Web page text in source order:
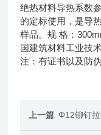
绝热材料导热系数
的定标使用，是导
样品。规 格：
国建筑材料工业技
注：有证书以及防伪
上一篇 Φ12铆钉